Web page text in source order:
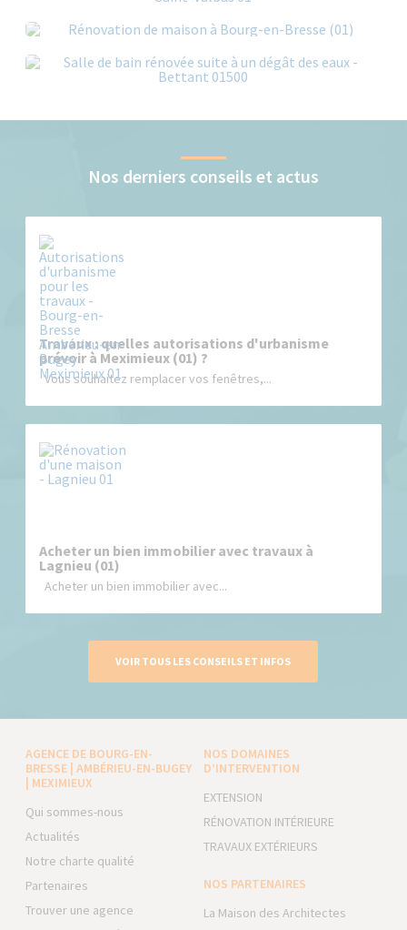
Nos derniers conseils et actus
Travaux : quelles autorisations d'urbanisme
prévoir à Meximieux (01) ?
Vous souhaitez remplacer vos fenêtres,...
Acheter un bien immobilier avec travaux à
Lagnieu (01)
Acheter un bien immobilier avec...
VOIR TOUS LES CONSEILS ET INFOS
AGENCE DE BOURG-EN-
BRESSE | AMBÉRIEU-EN-BUGEY
| MEXIMIEUX
Qui sommes-nous
Actualités
Notre charte qualité
Partenaires
Trouver une agence
NOS DOMAINES
D’INTERVENTION
EXTENSION
RÉNOVATION INTÉRIEURE
TRAVAUX EXTÉRIEURS
NOS PARTENAIRES
La Maison des Architectes